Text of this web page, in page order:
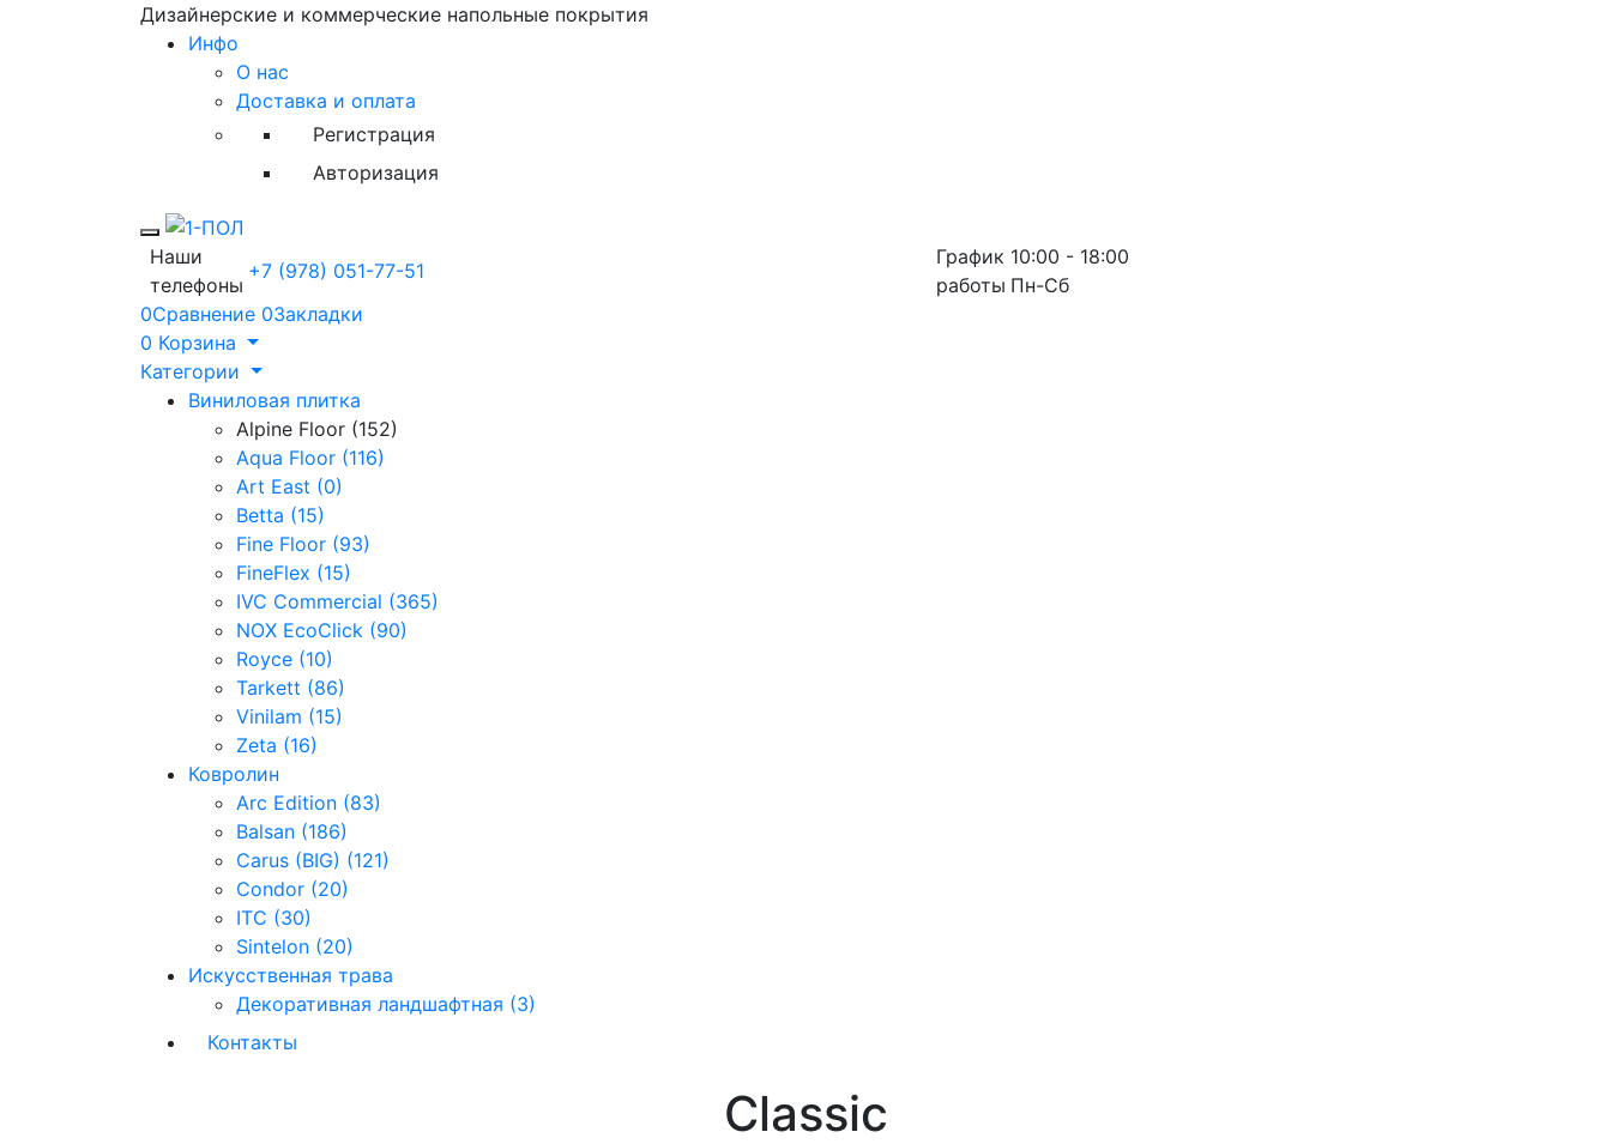
Дизайнерские и коммерческие напольные покрытия
Инфо
О нас
Доставка и оплата
Регистрация
Авторизация
Toggle mobile menu
Наши
телефоны
+7 (978) 051-77-51
График
работы
10:00 - 18:00
Пн-Сб
0Сравнение 0Закладки
0 Корзина
Категории
Виниловая плитка
Alpine Floor (152)
Aqua Floor (116)
Art East (0)
Betta (15)
Fine Floor (93)
FineFlex (15)
IVC Commercial (365)
NOX EcoClick (90)
Royce (10)
Tarkett (86)
Vinilam (15)
Zeta (16)
Ковролин
Arc Edition (83)
Balsan (186)
Carus (BIG) (121)
Condor (20)
ITC (30)
Sintelon (20)
Искусственная трава
Декоративная ландшафтная (3)
Контакты
Classic